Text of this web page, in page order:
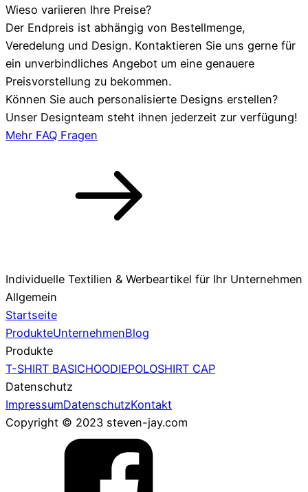
Wieso variieren Ihre Preise?
Der Endpreis ist abhängig von Bestellmenge,
Veredelung und Design. Kontaktieren Sie uns gerne für
ein unverbindliches Angebot um eine genauere
Preisvorstellung zu bekommen.
Können Sie auch personalisierte Designs erstellen?
Unser Designteam steht ihnen jederzeit zur verfügung!
Mehr FAQ Fragen
Individuelle Textilien & Werbeartikel für Ihr Unternehmen
Allgemein
Startseite
ProdukteUnternehmenBlog
Produkte
T-SHIRT BASICHOODIEPOLOSHIRT CAP
Datenschutz
ImpressumDatenschutzKontakt
Copyright © 2023 steven-jay.com